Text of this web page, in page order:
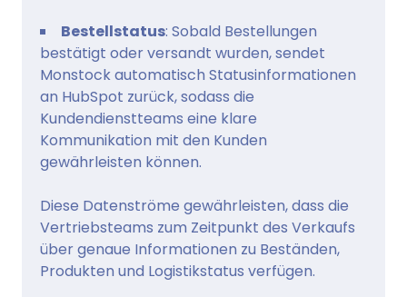
Bestellstatus: Sobald Bestellungen
bestätigt oder versandt wurden, sendet
Monstock automatisch Statusinformationen
an HubSpot zurück, sodass die
Kundendienstteams eine klare
Kommunikation mit den Kunden
gewährleisten können.
Diese Datenströme gewährleisten, dass die
Vertriebsteams zum Zeitpunkt des Verkaufs
über genaue Informationen zu Beständen,
Produkten und Logistikstatus verfügen.